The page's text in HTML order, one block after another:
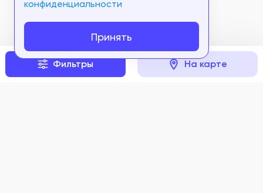
Фильтры На карте
конфиденциальности
Принять